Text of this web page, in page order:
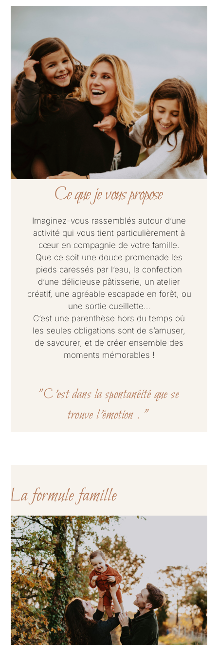
Ce que je vous propose
Imaginez-vous rassemblés autour d’une
activité qui vous tient particulièrement à
cœur en compagnie de votre famille.
Que ce soit une douce promenade les
pieds caressés par l’eau, la confection
d’une délicieuse pâtisserie, un atelier
créatif, une agréable escapade en forêt, ou
une sortie cueillette…
C’est une parenthèse hors du temps où
les seules obligations sont de s’amuser,
de savourer, et de créer ensemble des
moments mémorables !
"C'est dans la spontanéité que se
trouve l'émotion . "
La formule famille